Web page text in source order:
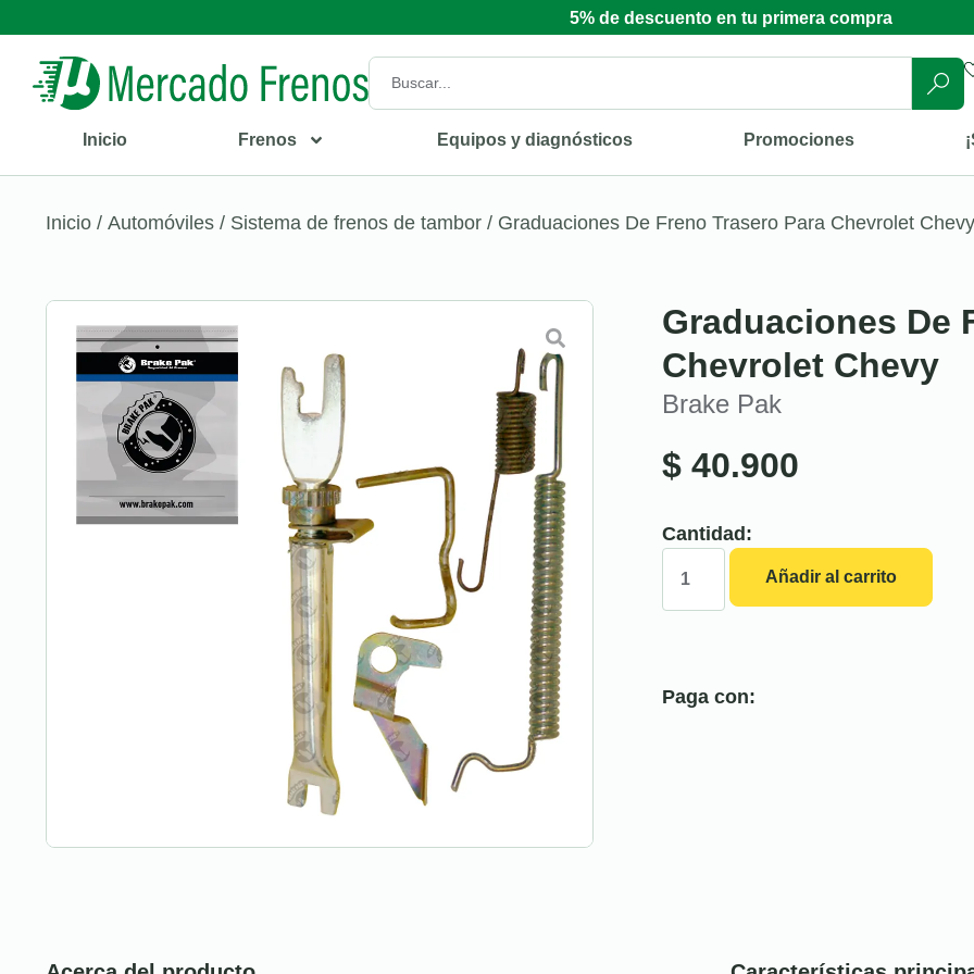
5% de descuento en tu primera compra
Inicio Frenos Equipos y diagnósticos Promociones
Inicio / Automóviles / Sistema de frenos de tambor / Graduaciones De Freno Trasero Para Chevrolet Chevy
Graduaciones De
Chevrolet Chevy
Brake Pak
$ 40.900
Cantidad:
Añadir al carrito
Paga con: